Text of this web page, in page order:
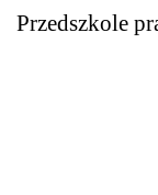
Przedszkole